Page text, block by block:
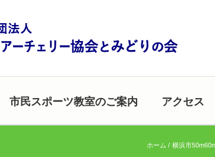
市民スポーツ教室のご案内 アクセス
ホーム 横浜市